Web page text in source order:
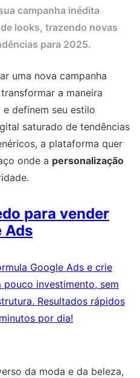
campanha inédita
looks, trazendo novas
para 2025.
uma nova campanha
a maneira
definem seu estilo
saturado de tendências
a plataforma quer
onde a personalização
para vender
Ads
Google Ads e crie
investimento, sem
Resultados rápidos
por dia!
da moda e da beleza,